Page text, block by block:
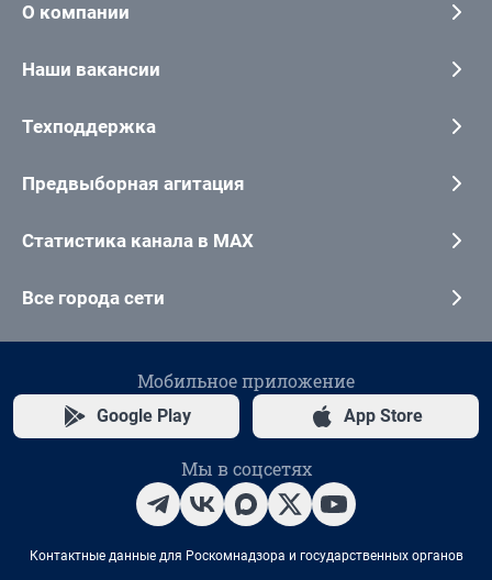
О компании
Наши вакансии
Техподдержка
Предвыборная агитация
Статистика канала в MAX
Все города сети
Мобильное приложение
Google Play App Store
Мы в соцсетях
Контактные данные для Роскомнадзора и государственных органов